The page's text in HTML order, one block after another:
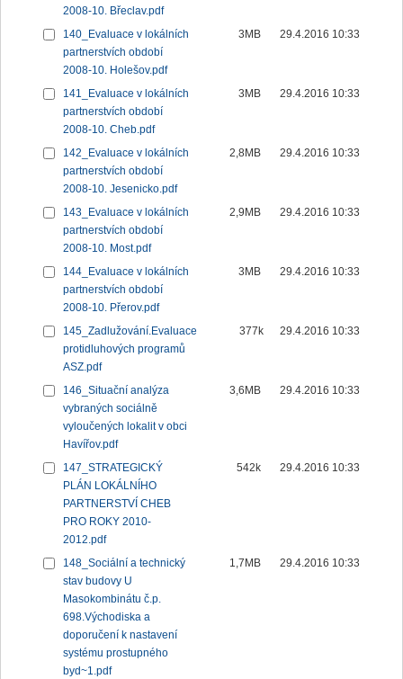
2008-10. Břeclav.pdf
140_Evaluace v lokálních
partnerstvích období
2008-10. Holešov.pdf
3MB 29.4.2016 10:33
141_Evaluace v lokálních
partnerstvích období
2008-10. Cheb.pdf
3MB 29.4.2016 10:33
142_Evaluace v lokálních
partnerstvích období
2008-10. Jesenicko.pdf
2,8MB 29.4.2016 10:33
143_Evaluace v lokálních
partnerstvích období
2008-10. Most.pdf
2,9MB 29.4.2016 10:33
144_Evaluace v lokálních
partnerstvích období
2008-10. Přerov.pdf
3MB 29.4.2016 10:33
145_Zadlužování.Evaluace
protidluhových programů
ASZ.pdf
377k 29.4.2016 10:33
146_Situační analýza
vybraných sociálně
vyloučených lokalit v obci
Havířov.pdf
3,6MB 29.4.2016 10:33
147_STRATEGICKÝ
PLÁN LOKÁLNÍHO
PARTNERSTVÍ CHEB
PRO ROKY 2010-
2012.pdf
542k 29.4.2016 10:33
148_Sociální a technický
stav budovy U
Masokombinátu č.p.
698.Východiska a
doporučení k nastavení
systému prostupného
byd~1.pdf
1,7MB 29.4.2016 10:33